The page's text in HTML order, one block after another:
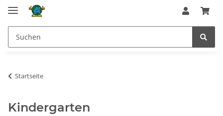
Startseite
Kindergarten